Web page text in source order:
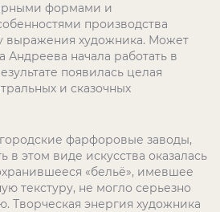
формами и
производства
выражения художника. Может
Андреева начала работать в
появилась целая
и сказочных
фарфоровые заводы,
в этом виде искусства оказалась
«бельё», имевшее
текстуру, не могло серьезно
Творческая энергия художника